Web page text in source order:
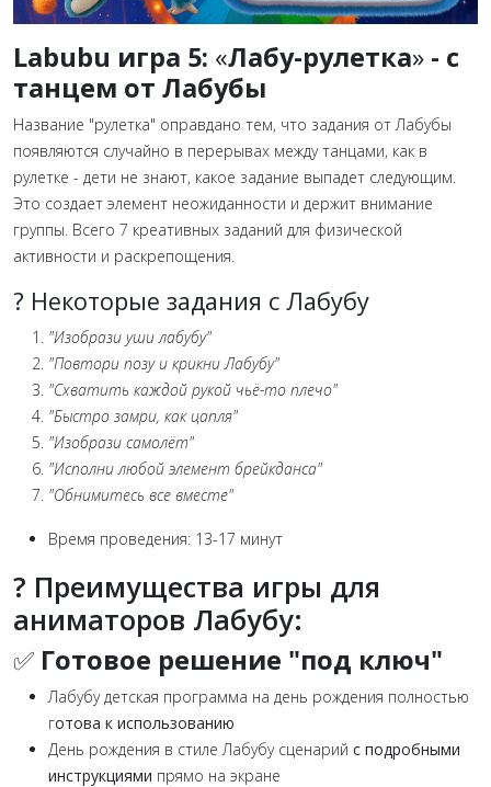
Labubu игра 5: «Лабу-рулетка» - с
танцем от Лабубы
Название "рулетка" оправдано тем, что задания от Лабубы
появляются случайно в перерывах между танцами, как в
рулетке - дети не знают, какое задание выпадет следующим.
Это создает элемент неожиданности и держит внимание
группы. Всего 7 креативных заданий для физической
активности и раскрепощения.
? Некоторые задания с Лабубу
"Изобрази уши лабубу"
"Повтори позу и крикни Лабубу"
"Схватить каждой рукой чьё-то плечо"
"Быстро замри, как цапля"
"Изобрази самолёт"
"Исполни любой элемент брейкданса"
"Обнимитесь все вместе"
Время проведения: 13-17 минут
? Преимущества игры для
аниматоров Лабубу:
✅ Готовое решение "под ключ"
Лабубу детская программа на день рождения полностью
готова к использованию
День рождения в стиле Лабубу сценарий с подробными
инструкциями прямо на экране